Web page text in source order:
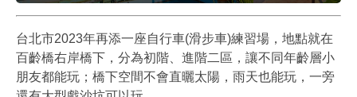
台北市2023年再添一座自行車(滑步車)練習場，地點就在
百齡橋右岸橋下，分為初階、進階二區，讓不同年齡層小
朋友都能玩；橋下空間不會直曬太陽，雨天也能玩，一旁